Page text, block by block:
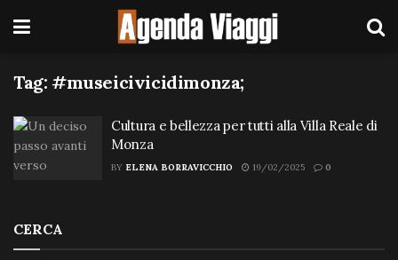
Tag: #museicivicidimonza;
Cultura e bellezza per tutti alla Villa Reale di
Monza
BY ELENA BORRAVICCHIO 19/02/2025 0
CERCA